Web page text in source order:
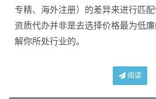
专精、海外注册）的差异来进行匹配
资质代办并非是去选择价格最为低
解你所处行业的。
阅读